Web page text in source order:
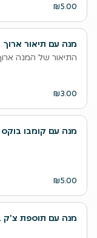
₪5.00
מנה עם תיאור ארוך
התיאור של המנה
₪3.00
מנה עם קומבו בוקס
₪5.00
מנה עם תוספת צ'ק